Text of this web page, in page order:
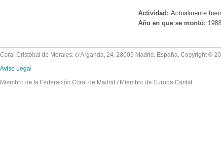
Actividad: Actualmente
Año en que se montó: 1988
Coral Cristóbal de Morales. c/ Arganda, 24. 28005 Madrid. España. Copyright ©
Aviso Legal
Miembro de la Federación Coral de Madrid / Miembro de Europa Cantat